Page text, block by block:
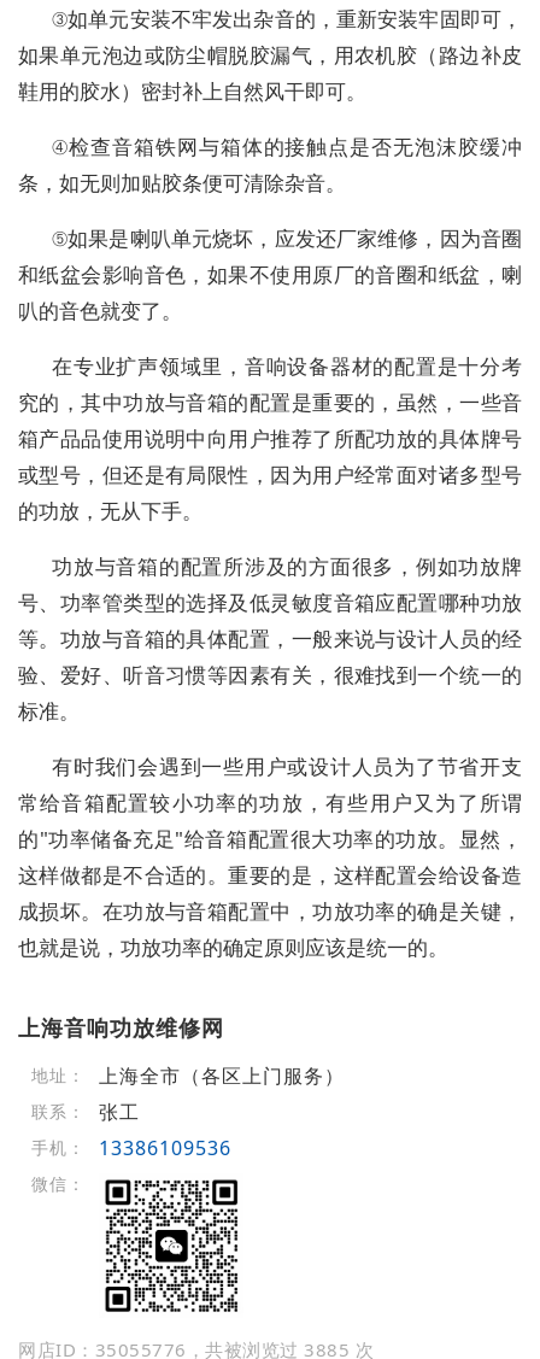
③如单元安装不牢发出杂音的，重新安装牢固即可，
如果单元泡边或防尘帽脱胶漏气，用农机胶（路边补皮
鞋用的胶水）密封补上自然风干即可。
④检查音箱铁网与箱体的接触点是否无泡沫胶缓冲
条，如无则加贴胶条便可清除杂音。
⑤如果是喇叭单元烧坏，应发还厂家维修，因为音圈
和纸盆会影响音色，如果不使用原厂的音圈和纸盆，喇
叭的音色就变了。
在专业扩声领域里，音响设备器材的配置是十分考
究的，其中功放与音箱的配置是重要的，虽然，一些音
箱产品品使用说明中向用户推荐了所配功放的具体牌号
或型号，但还是有局限性，因为用户经常面对诸多型号
的功放，无从下手。
功放与音箱的配置所涉及的方面很多，例如功放牌
号、功率管类型的选择及低灵敏度音箱应配置哪种功放
等。功放与音箱的具体配置，一般来说与设计人员的经
验、爱好、听音习惯等因素有关，很难找到一个统一的
标准。
有时我们会遇到一些用户或设计人员为了节省开支
常给音箱配置较小功率的功放，有些用户又为了所谓
的"功率储备充足"给音箱配置很大功率的功放。显然，
这样做都是不合适的。重要的是，这样配置会给设备造
成损坏。在功放与音箱配置中，功放功率的确是关键，
也就是说，功放功率的确定原则应该是统一的。
上海音响功放维修网
地址： 上海全市（各区上门服务）
联系： 张工
手机： 13386109536
微信：
网店ID：35055776，共被浏览过 3885 次